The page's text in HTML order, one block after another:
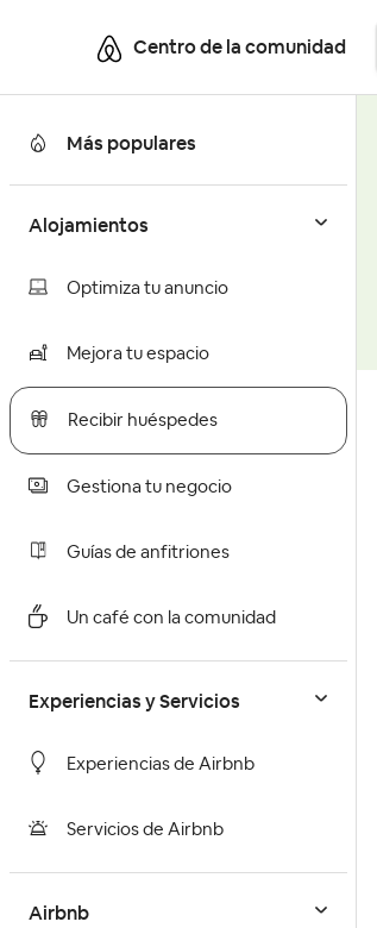
Centro de la comunidad
Más populares
Alojamientos
Optimiza tu anuncio
Mejora tu espacio
Recibir huéspedes
Gestiona tu negocio
Guías de anfitriones
Un café con la comunidad
Experiencias y Servicios
Experiencias de Airbnb
Servicios de Airbnb
Airbnb
Conchi93